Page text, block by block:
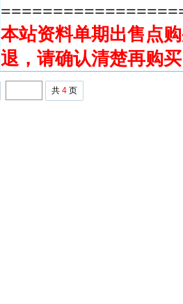
本站资料单期出售点
退，请确认清楚再购
共 4 页